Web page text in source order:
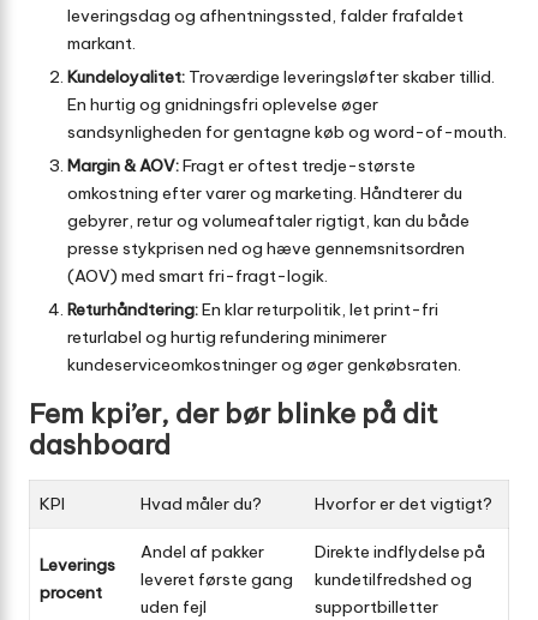
leveringsdag og afhentningssted, falder frafaldet
markant.
Kundeloyalitet: Troværdige leveringsløfter skaber tillid.
En hurtig og gnidningsfri oplevelse øger
sandsynligheden for gentagne køb og word-of-mouth.
Margin & AOV:Fragt er oftest tredje-største
omkostning efter varer og marketing. Håndterer du
gebyrer, retur og volumeaftaler rigtigt, kan du både
presse stykprisen ned og hæve gennemsnitsordren
(AOV) med smart fri-fragt-logik.
Returhåndtering:En klar returpolitik, let print-fri
returlabel og hurtig refundering minimerer
kundeserviceomkostninger og øger genkøbsraten.
Fem kpi’er, der bør blinke på dit
dashboard
KPI Hvad måler du? Hvorfor er det vigtigt?
Leverings
procent
Andel af pakker
leveret første gang
uden fejl
Direkte indflydelse på
kunde­tilfredshed og
support­billetter